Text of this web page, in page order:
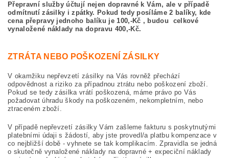
Přepravní služby účtují nejen dopravné k Vám, ale v případě
odmítnutí zásilky i zpátky. Pokud tedy posíláme 2 balíky, kde
cena přepravy jednoho balíku je 100,-Kč , budou celkové
vynaložené náklady na dopravu 400,-Kč.
ZTRÁTA NEBO POŠKOZENÍ ZÁSILKY
V okamžiku nepřevzetí zásilky na Vás rovněž přechází
odpovědnost a riziko za případnou ztrátu nebo poškození zboží.
Pokud se tedy zásilka vrátí poškozená, máme právo po Vás
požadovat úhradu škody na poškozeném, nekompletním, nebo
ztraceném zboží.
V případě nepřevzetí zásilky Vám zašleme fakturu s poskytnutými
platebními údaji s žádostí, aby jste provedl/a platbu kompenzace v
co nejbližší době - vyhnete se tak komplikacím. Zpravidla se jedná
o skutečně vynaložené náklady na dopravné + expeciční náklady